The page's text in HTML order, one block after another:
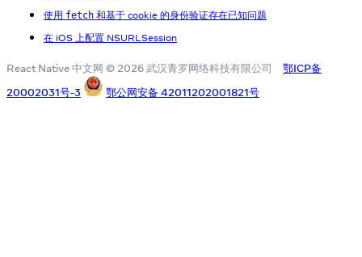
使用 fetch 和基于 cookie 的身份验证存在已知问题
在 iOS 上配置 NSURLSession
React Native 中文网 © 2026 武汉青罗网络科技有限公司
鄂ICP备
20002031号-3
鄂公网安备 42011202001821号